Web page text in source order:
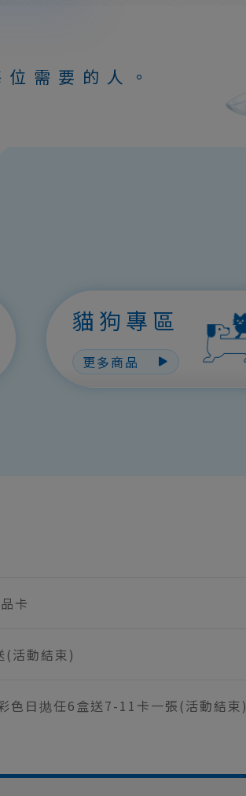
需要的人。
貓狗專區
更多商品
卡
(活動結束)
色日抛任6盒送7-11卡一張(活動結束)